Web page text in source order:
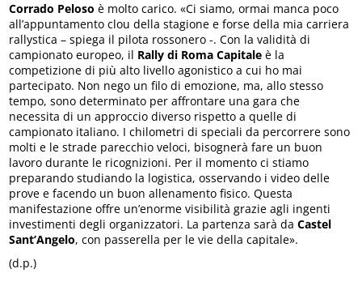
Corrado Peloso è molto carico. «Ci siamo, ormai manca poco
all’appuntamento clou della stagione e forse della mia carriera
rallystica – spiega il pilota rossonero -. Con la validità di
campionato europeo, il Rally di Roma Capitale è la
competizione di più alto livello agonistico a cui ho mai
partecipato. Non nego un filo di emozione, ma, allo stesso
tempo, sono determinato per affrontare una gara che
necessita di un approccio diverso rispetto a quelle di
campionato italiano. I chilometri di speciali da percorrere sono
molti e le strade parecchio veloci, bisognerà fare un buon
lavoro durante le ricognizioni. Per il momento ci stiamo
preparando studiando la logistica, osservando i video delle
prove e facendo un buon allenamento fisico. Questa
manifestazione offre un’enorme visibilità grazie agli ingenti
investimenti degli organizzatori. La partenza sarà daCastel
Sant’Angelo, con passerella per le vie della capitale».
(d.p.)